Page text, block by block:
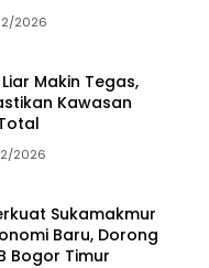
2026
Makin Tegas,
Kawasan
2026
Sukamakmur
Baru, Dorong
Bogor Timur